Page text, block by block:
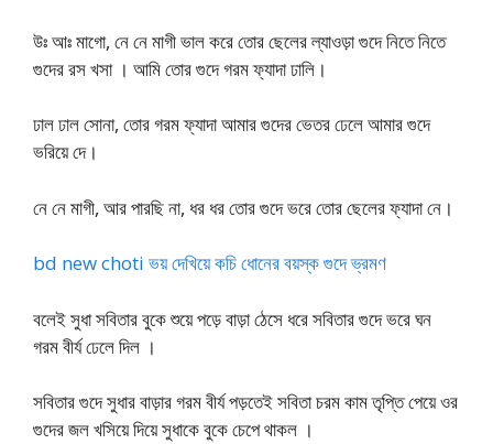
উঃ আঃ মাগো, নে নে মাগী ভাল করে তোর ছেলের ল্যাওড়া গুদে নিতে নিতে
গুদের রস খসা । আমি তোর গুদে গরম ফ্যাদা ঢালি।
ঢাল ঢাল সোনা, তোর গরম ফ্যাদা আমার গুদের ভেতর ঢেলে আমার গুদে
ভরিয়ে দে।
নে নে মাগী, আর পারছি না, ধর ধর তোর গুদে ভরে তোর ছেলের ফ্যাদা নে।
bd new choti ভয় দেখিয়ে কচি ধোনের বয়স্ক গুদে ভ্রমণ
বলেই সুধা সবিতার বুকে শুয়ে পড়ে বাড়া ঠেসে ধরে সবিতার গুদে ভরে ঘন
গরম বীর্য ঢেলে দিল ।
সবিতার গুদে সুধার বাড়ার গরম বীর্য পড়তেই সবিতা চরম কাম তৃপ্তি পেয়ে ওর
গুদের জল খসিয়ে দিয়ে সুধাকে বুকে চেপে থাকল ।